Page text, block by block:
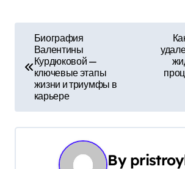
и
г
Биография
Валентины
Курдюковой —
ключевые этапы
жизни и триумфы в
карьере
By